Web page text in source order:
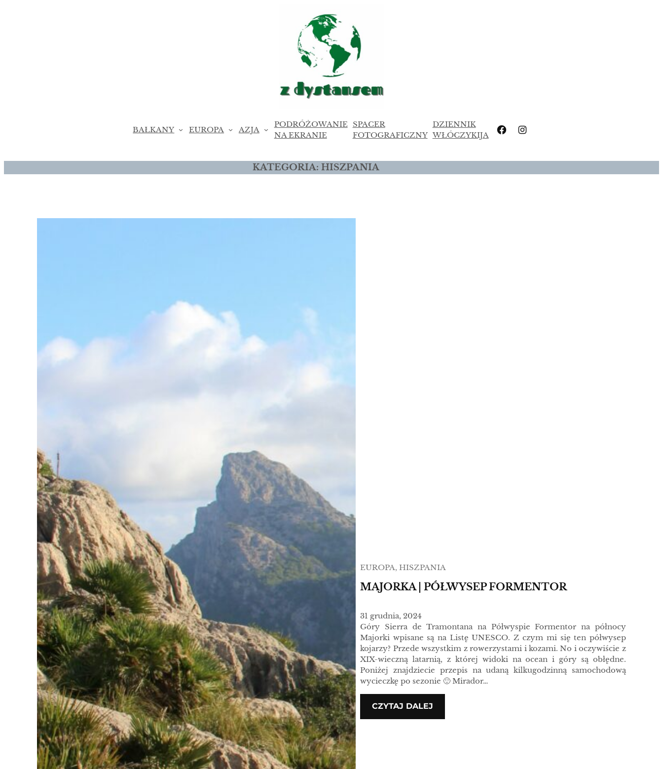
BAŁKANY EUROPA AZJA
PODRÓŻOWANIE
NA EKRANIE
SPACER
FOTOGRAFICZNY
DZIENNIK
WŁÓCZYKIJA
FACEBOOK
INSTAGRAM
KATEGORIA:HISZPANIA
EUROPA, HISZPANIA
MAJORKA | PÓŁWYSEP FORMENTOR
31 grudnia, 2024
Góry Sierra de Tramontana na Półwyspie Formentor na północy
Majorki wpisane są na Listę UNESCO. Z czym mi się ten półwysep
kojarzy? Przede wszystkim z rowerzystami i kozami. No i oczywiście z
XIX-wieczną latarnią, z której widoki na ocean i góry są obłędne.
Poniżej znajdziecie przepis na udaną kilkugodzinną samochodową
wycieczkę po sezonie 🙂 Mirador…
CZYTAJ DALEJ